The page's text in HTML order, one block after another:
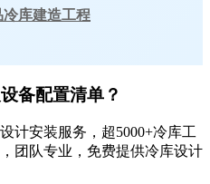
库建造工程
备配置清单？
计安装服务，超5000+冷库工
团队专业，免费提供冷库设计